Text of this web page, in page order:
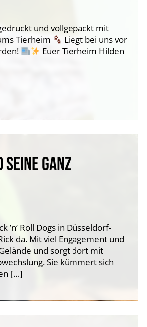
und vollgepackt mit
Tierheim
Liegt bei uns vor
Euer Tierheim Hilden
GANZ
’n‘ Roll Dogs in Düsseldorf-
da. Mit viel Engagement und
und sorgt dort mit
Sie kümmert sich
[…]